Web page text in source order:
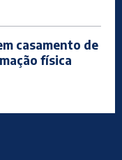
casamento de
física